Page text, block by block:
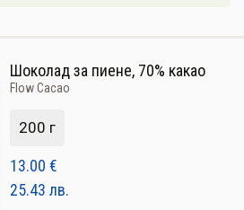
Шоколад за пиене, 70% какао
Flow Cacao
200 г
13.00 €
25.43 лв.